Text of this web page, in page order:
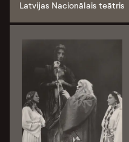
Latvijas Nacionālais teātris